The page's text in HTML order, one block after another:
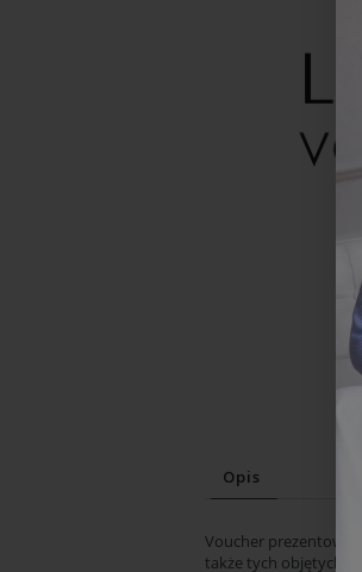
Opis
Voucher prezentowy
także tych objętych